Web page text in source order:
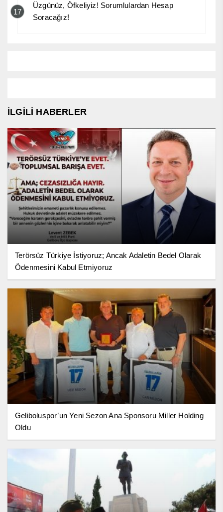
17
Üzgünüz, Öfkeliyiz! Sorumlulardan Hesap
Soracağız!
İLGİLİ HABERLER
Terörsüz Türkiye İstiyoruz; Ancak Adaletin Bedel Olarak
Ödenmesini Kabul Etmiyoruz
Geliboluspor’un Yeni Sezon Ana Sponsoru Miller Holding
Oldu